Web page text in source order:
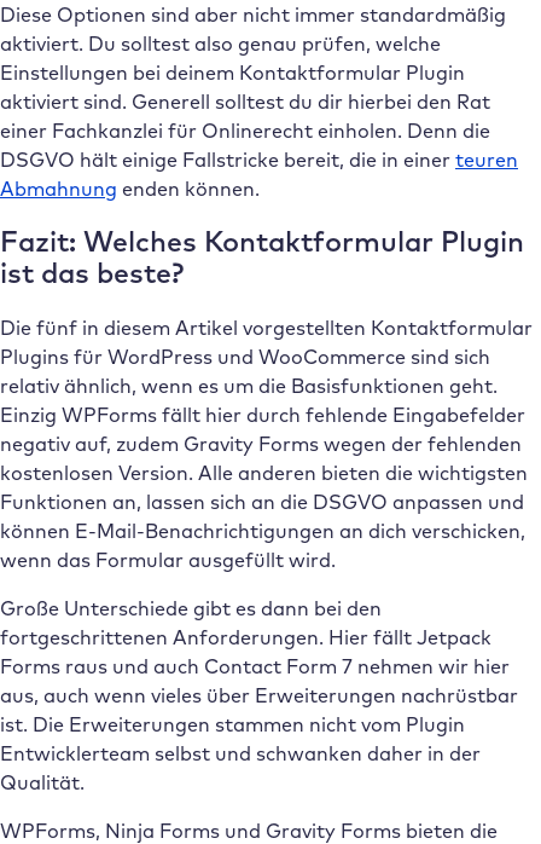
Diese Optionen sind aber nicht immer standardmäßig
aktiviert. Du solltest also genau prüfen, welche
Einstellungen bei deinem Kontaktformular Plugin
aktiviert sind. Generell solltest du dir hierbei den Rat
einer Fachkanzlei für Onlinerecht einholen. Denn die
DSGVO hält einige Fallstricke bereit, die in einer teuren
Abmahnung enden können.
Fazit: Welches Kontaktformular Plugin
ist das beste?
Die fünf in diesem Artikel vorgestellten Kontaktformular
Plugins für WordPress und WooCommerce sind sich
relativ ähnlich, wenn es um die Basisfunktionen geht.
Einzig WPForms fällt hier durch fehlende Eingabefelder
negativ auf, zudem Gravity Forms wegen der fehlenden
kostenlosen Version. Alle anderen bieten die wichtigsten
Funktionen an, lassen sich an die DSGVO anpassen und
können E-Mail-Benachrichtigungen an dich verschicken,
wenn das Formular ausgefüllt wird.
Große Unterschiede gibt es dann bei den
fortgeschrittenen Anforderungen. Hier fällt Jetpack
Forms raus und auch Contact Form 7 nehmen wir hier
aus, auch wenn vieles über Erweiterungen nachrüstbar
ist. Die Erweiterungen stammen nicht vom Plugin
Entwicklerteam selbst und schwanken daher in der
Qualität.
WPForms, Ninja Forms und Gravity Forms bieten die